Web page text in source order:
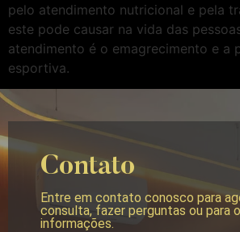
pelo atendimento nutricional e pela
este pode causar na vida das
atendimento é o emagrecimento e a
esportiva.
Contato
Entre em contato conosco para
consulta, fazer perguntas ou para
informações.